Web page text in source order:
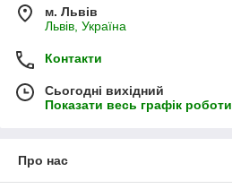
м. Львів
Львів, Україна
Контакти
Сьогодні вихідний
Показати весь графік роботи
Про нас